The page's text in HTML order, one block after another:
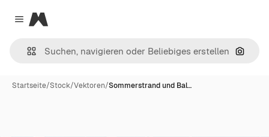
Close menu
Magnific
Nach
Startseite/Stock/Vektoren/Sommerstrand und Bal…